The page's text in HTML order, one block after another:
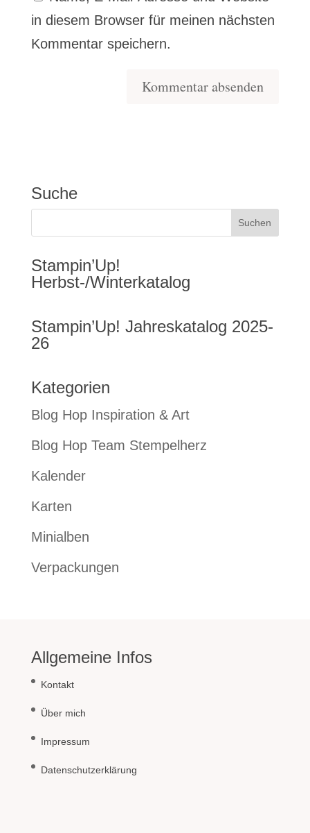
in diesem Browser für meinen nächsten
Kommentar speichern.
Suche
Stampin’Up!
Herbst-/Winterkatalog
Stampin’Up! Jahreskatalog 2025-
26
Kategorien
Blog Hop Inspiration & Art
Blog Hop Team Stempelherz
Kalender
Karten
Minialben
Verpackungen
Allgemeine Infos
Kontakt
Über mich
Impressum
Datenschutzerklärung